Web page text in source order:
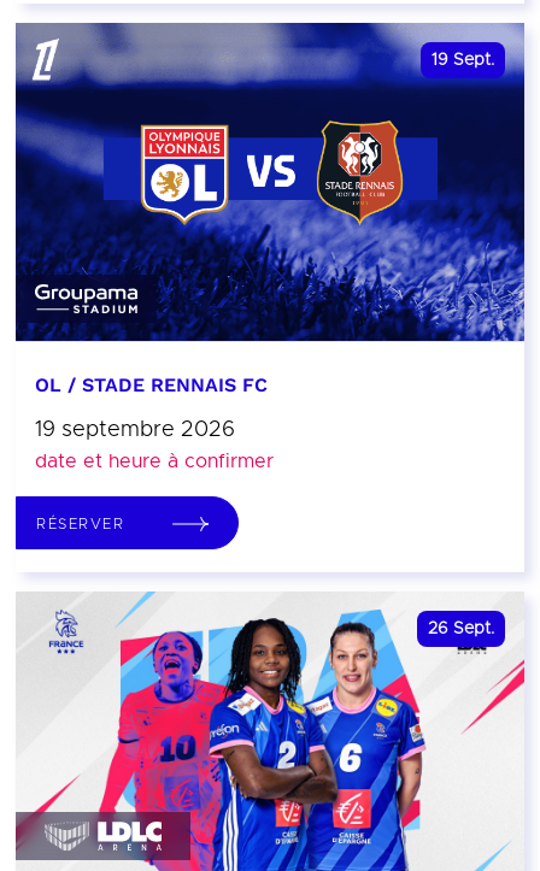
19 Sept.
OL / STADE RENNAIS FC
19 septembre 2026
date et heure à confirmer
RÉSERVER
26 Sept.